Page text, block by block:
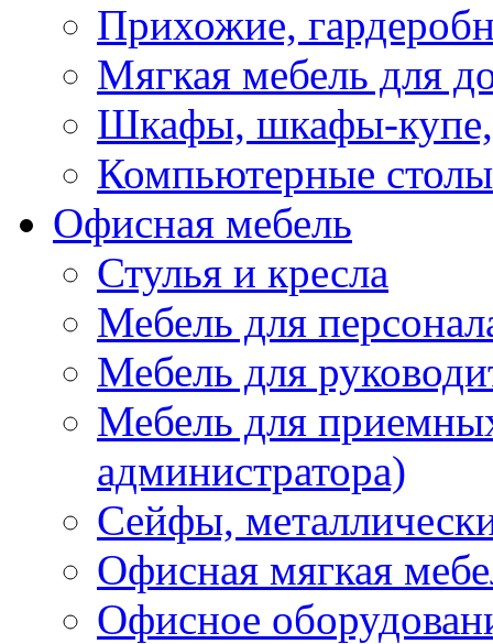
Прихожие,
Мягкая мебель для
Шкафы, шкафы-купе,
Компьютерные столы
Офисная мебель
Стулья и кресла
Мебель для
Мебель для
Мебель для
администратора)
Сейфы,
Офисная мягкая
Офисное